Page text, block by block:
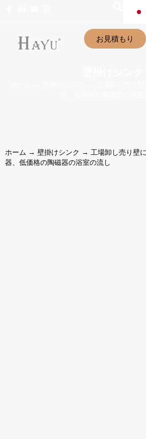
お見積もり
ホーム → 壁掛けシンク → 工場卸し売り壁
器、低価格の陶磁器の浴室の流し